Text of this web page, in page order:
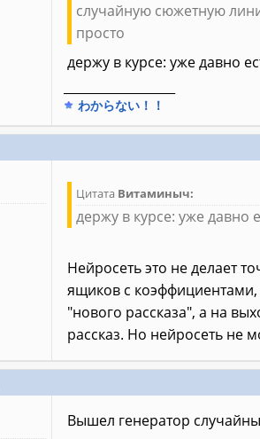
случайную сюжетную
просто
держу в курсе: уже давно
わからない！！
Цитата Витаминыч:
держу в курсе: уже давно
Нейросеть это не делает
ящиков с коэффициентами,
"нового рассказа", а на
рассказ. Но нейросеть не
Вышел генератор